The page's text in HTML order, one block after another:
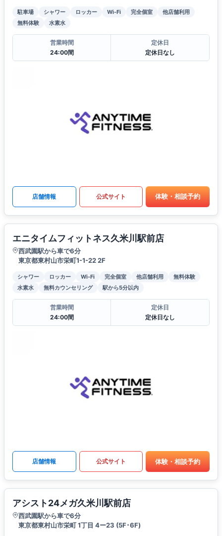
駐車場 シャワー ロッカー Wi-Fi 完全個室
他店舗利用
無料体験
水素水
営業時間
24:00間
定休日
定休日なし
店舗情報 公式サイト 体験・相談予約
エニタイムフィットネス久米川駅前店
西武園駅から車で6分
東京都東村山市栄町1-1-22 2F
シャワー ロッカー Wi-Fi 完全個室 他店舗利用
無料体験
水素水
無料カウンセリング 駅から5分以内
営業時間
24:00間
定休日
定休日なし
店舗情報 公式サイト 体験・相談予約
アシスト24メガ久米川駅前店
西武園駅から車で6分
東京都東村山市栄町 1丁目 4ー23 (5F･6F)